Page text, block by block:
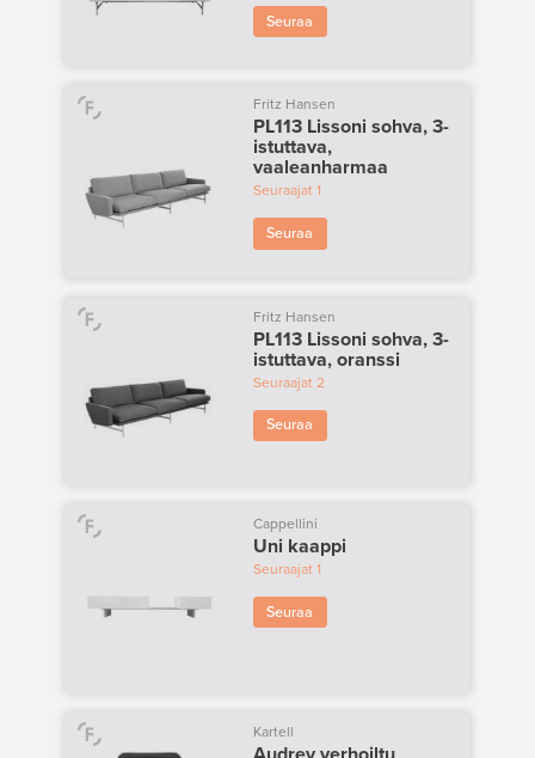
Seuraa
Fritz Hansen
PL113 Lissoni sohva, 3-
istuttava,
vaaleanharmaa
Seuraajat1
Seuraa
Fritz Hansen
PL113 Lissoni sohva, 3-
istuttava, oranssi
Seuraajat 2
Seuraa
Cappellini
Uni kaappi
Seuraajat1
Seuraa
Kartell